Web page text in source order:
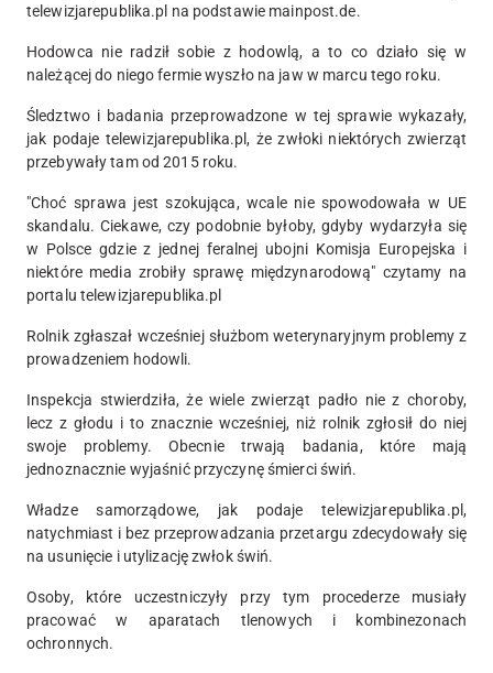
telewizjarepublika.pl na podstawie mainpost.de.
Hodowca nie radził sobie z hodowlą, a to co działo się w
należącej do niego fermie wyszło na jaw w marcu tego roku.
Śledztwo i badania przeprowadzone w tej sprawie wykazały,
jak podaje telewizjarepublika.pl, że zwłoki niektórych zwierząt
przebywały tam od 2015 roku.
"Choć sprawa jest szokująca, wcale nie spowodowała w UE
skandalu. Ciekawe, czy podobnie byłoby, gdyby wydarzyła się
w Polsce gdzie z jednej feralnej ubojni Komisja Europejska i
niektóre media zrobiły sprawę międzynarodową" czytamy na
portalu telewizjarepublika.pl
Rolnik zgłaszał wcześniej służbom weterynaryjnym problemy z
prowadzeniem hodowli.
Inspekcja stwierdziła, że wiele zwierząt padło nie z choroby,
lecz z głodu i to znacznie wcześniej, niż rolnik zgłosił do niej
swoje problemy. Obecnie trwają badania, które mają
jednoznacznie wyjaśnić przyczynę śmierci świń.
Władze samorządowe, jak podaje telewizjarepublika.pl,
natychmiast i bez przeprowadzania przetargu zdecydowały się
na usunięcie i utylizację zwłok świń.
Osoby, które uczestniczyły przy tym procederze musiały
pracować w aparatach tlenowych i kombinezonach
ochronnych.